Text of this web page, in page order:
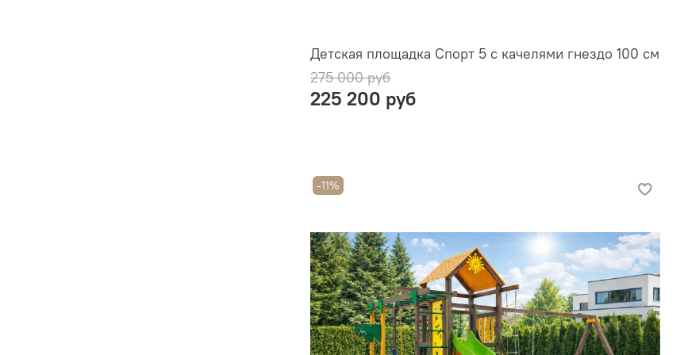
Детская площадка Спорт 5 с качелями гнездо 100 см
275 000 руб
225 200 руб
-11%